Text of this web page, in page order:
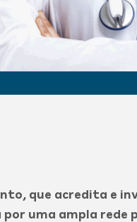
que acredita e
uma ampla rede